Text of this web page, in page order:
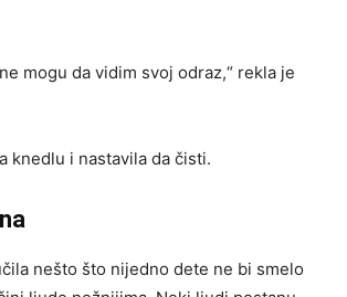
mogu da vidim svoj odraz,“ rekla je
knedlu i nastavila da čisti.
nešto što nijedno dete ne bi smelo